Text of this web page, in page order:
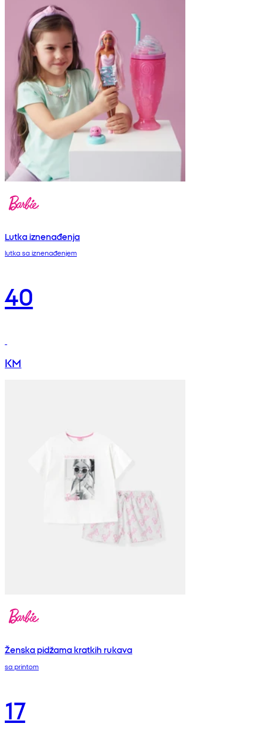
Lutka iznenađenja
lutka sa iznenađenjem
40
KM
Ženska pidžama kratkih rukava
sa printom
17